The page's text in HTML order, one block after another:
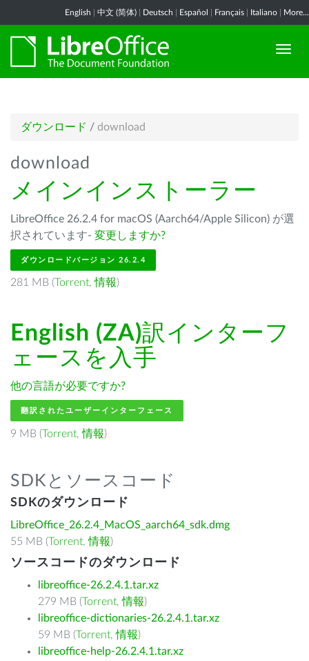
English 中文 (简体) Deutsch Español Français Italiano More...
ダウンロード / download
download
メインインストーラー
LibreOffice 26.2.4 for macOS (Aarch64/Apple Silicon) が選
択されています- 変更しますか?
ダウンロードバージョン 26.2.4
281 MB (Torrent,情報)
English (ZA)訳インターフ
ェースを入手
他の言語が必要ですか?
翻訳されたユーザーインターフェース
9 MB (Torrent,情報)
SDKとソースコード
SDKのダウンロード
LibreOffice_26.2.4_MacOS_aarch64_sdk.dmg
55 MB (Torrent,情報)
ソースコードのダウンロード
libreoffice-26.2.4.1.tar.xz
279 MB (Torrent,情報)
libreoffice-dictionaries-26.2.4.1.tar.xz
59 MB (Torrent,情報)
libreoffice-help-26.2.4.1.tar.xz